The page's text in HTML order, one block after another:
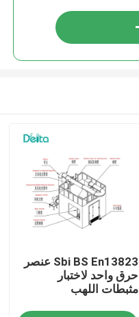
Sbi BS En13823 عنصر
حرق واحد لاختبار
مثبطات اللهب